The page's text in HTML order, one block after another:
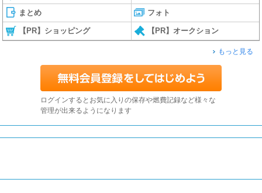
まとめ フォト
【PR】ショッピング 【PR】オークション
もっと見る
ログインするとお気に入りの保存や燃費記録など様々な
管理が出来るようになります